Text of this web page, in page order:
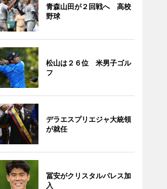
青森山田が２回戦へ 高校
野球
松山は２６位 米男子ゴル
フ
デラエスプリエジャ大統領
が就任
冨安がクリスタルパレス加
入